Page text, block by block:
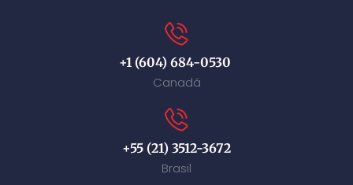
+1 (604) 684-0530
Canadá
+55 (21) 3512-3672
Brasil